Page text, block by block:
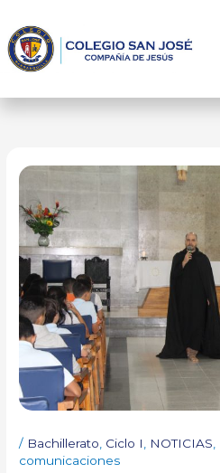
contenido
/ Bachillerato, Ciclo I, NOTICIAS,
comunicaciones